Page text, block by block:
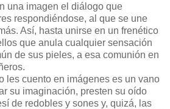
una imagen el diálogo que
respondiéndose, al que se une
Así, hasta unirse en un frenético
que anula cualquier sensación
de sus pieles, a esa comunión en
les cuento en imágenes es un vano
su imaginación, presten su oído
de redobles y sones y, quizá, las